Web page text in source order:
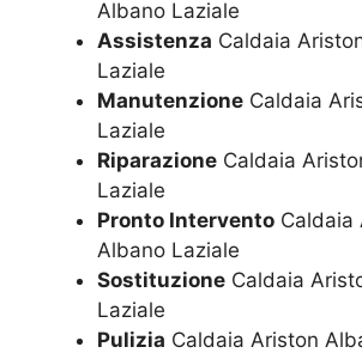
Albano Laziale
Assistenza Caldaia
Laziale
Manutenzione Caldaia
Laziale
Riparazione Caldaia
Laziale
Pronto Intervento Caldaia
Albano Laziale
Sostituzione Caldaia
Laziale
Pulizia Caldaia Ariston